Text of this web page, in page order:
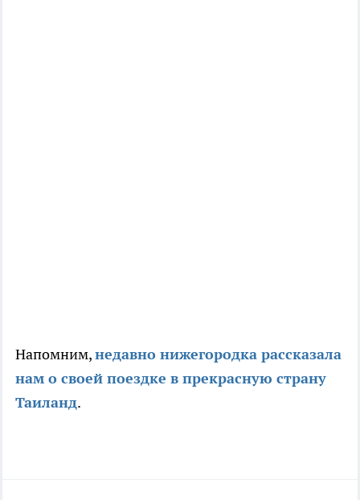
Напомним,недавно нижегородка рассказала
нам о своей поездке в прекрасную страну
Таиланд.